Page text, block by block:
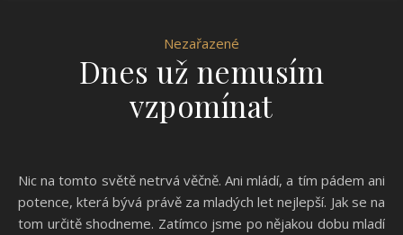
Nezařazené
Dnes už nemusím
vzpomínat
Nic na tomto světě netrvá věčně. Ani mládí, a tím pádem ani
potence, která bývá právě za mladých let nejlepší. Jak se na
tom určitě shodneme. Zatímco jsme po nějakou dobu mladí